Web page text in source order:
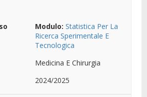
Modulo: Statistica Per La
Ricerca Sperimentale E
Tecnologica
Medicina E Chirurgia
2024/2025